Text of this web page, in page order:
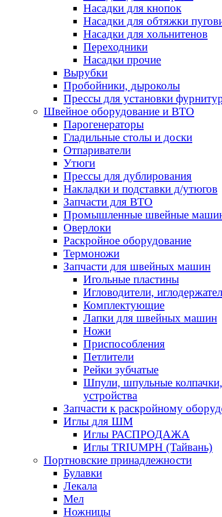
Насадки для кнопок
Насадки для обтяжки
Насадки для хольнитенов
Переходники
Насадки прочие
Вырубки
Пробойники, дыроколы
Прессы для установки
Швейное оборудование и ВТО
Парогенераторы
Гладильные столы и доски
Отпариватели
Утюги
Прессы для дублирования
Накладки и подставки д/утюгов
Запчасти для ВТО
Промышленные швейные
Оверлоки
Раскройное оборудование
Термоножи
Запчасти для швейных машин
Игольные пластины
Игловодители,
Комплектующие
Лапки для швейных машин
Ножи
Приспособления
Петлители
Рейки зубчатые
Шпули, шпульные
устройства
Запчасти к раскройному
Иглы для ШМ
Иглы РАСПРОДАЖА
Иглы TRIUMPH (Тайвань)
Портновские принадлежности
Булавки
Лекала
Мел
Ножницы